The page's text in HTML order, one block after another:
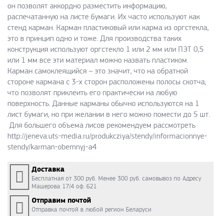
он позволят аккордно разместить информацию,
распечатанную на листе бумаги. Их часто используют как
стенд карман. Карман пластиковый или карма из оргстекла,
это в принцип одно и тоже. Для производства таких
конструкция используют оргстекло 1 или 2 мм или ПЭТ 0,5
или 1 мм все эти материал можно назвать пластиком.
Карман самоклеящийся – это значит, что на обратной
стороне кармана с 3-х сторон расположены полосы скотча,
что позволят приклеить его практически на любую
поверхность. Данные карманы обычно используются на 1
лист бумаги, но при желании в него можно помести до 5 шт.
Для большего объема лисов рекомендуем рассмотреть
http://jeneva.uts-media.ru/produkcziya/stendy/informacionnye-
stendy/karman-obemnyj-a4
Доставка
Бесплатная от 300 руб. Менее 300 руб. самовывоз по Адресу
Машерова 17/4 оф. 621
Отправим почтой
Отправка почтой в любой регион Беларуси